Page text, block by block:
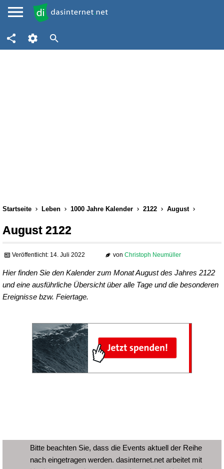
Startseite Leben 1000 Jahre Kalender 2122 August
August 2122
Veröffentlicht: 14. Juli 2022 von Christoph Neumüller
Hier finden Sie den Kalender zum Monat August des Jahres 2122
und eine ausführliche Übersicht über alle Tage und die besonderen
Ereignisse bzw. Feiertage.
Bitte beachten Sie, dass die Events aktuell der Reihe
nach eingetragen werden. dasinternet.net arbeitet mit